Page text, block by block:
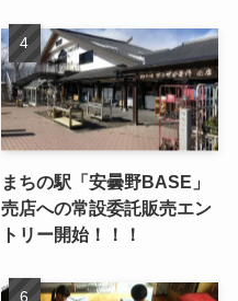
まちの駅「安曇野BASE」
売店への常設委託販売エン
トリー開始！！！